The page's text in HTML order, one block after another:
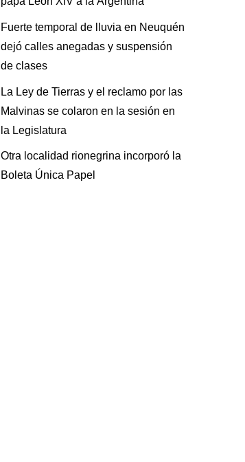
Fuerte temporal de lluvia en Neuquén
dejó calles anegadas y suspensión
de clases
La Ley de Tierras y el reclamo por las
Malvinas se colaron en la sesión en
la Legislatura
Otra localidad rionegrina incorporó la
Boleta Única Papel